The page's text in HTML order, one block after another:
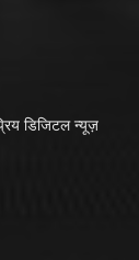
डिजिटल न्यूज़